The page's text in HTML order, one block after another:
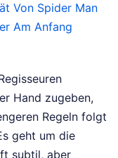
Von Spider Man
Am Anfang
Hand zugeben,
Regeln folgt
geht um die
subtil, aber